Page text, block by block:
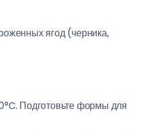
ягод (черника,
Подготовьте формы для